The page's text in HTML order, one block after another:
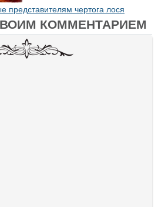
представителям чертога лося
КОММЕНТАРИЕМ